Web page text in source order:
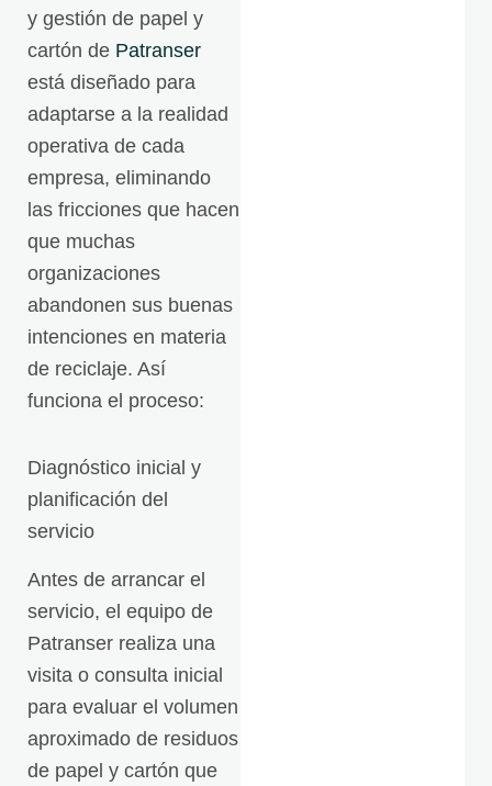
y gestión de papel y
cartón de Patranser
está diseñado para
adaptarse a la realidad
operativa de cada
empresa, eliminando
las fricciones que hacen
que muchas
organizaciones
abandonen sus buenas
intenciones en materia
de reciclaje. Así
funciona el proceso:
Diagnóstico inicial y
planificación del
servicio
Antes de arrancar el
servicio, el equipo de
Patranser realiza una
visita o consulta inicial
para evaluar el volumen
aproximado de residuos
de papel y cartón que